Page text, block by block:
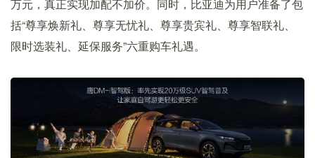
万元，真正实现加配不加价。同时，比亚迪为用户准备了包
括“尊享焕新礼、尊享无忧礼、尊享贵宾礼、尊享智联礼、
限时选装礼、延保服务”六重购车礼遇。